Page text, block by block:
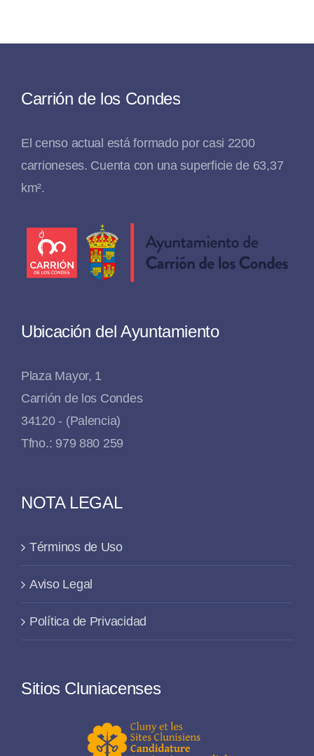
Carrión de los Condes
El censo actual está formado por casi 2200
carrioneses. Cuenta con una superficie de 63,37
km².
Ubicación del Ayuntamiento
Plaza Mayor, 1
Carrión de los Condes
34120 - (Palencia)
Tfno.: 979 880 259
NOTA LEGAL
Términos de Uso
Aviso Legal
Política de Privacidad
Sitios Cluniacenses